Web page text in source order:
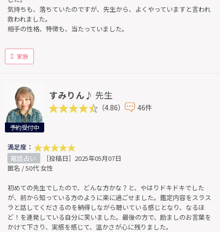
気持ちも、落ちていたのですが、先生から、よくやっていますと言われ
救われました。
相手の性格、特徴も、当たっていました。
家族
予約受付中
すみりん♪ 先生
（4.86） 46件
満足度：
電話占い
［投稿日］2025年05月07日
匿名 / 50代 女性
初めての先生でしたので、どんな方かな？と、やはりドキドキでした
が、前から知っている方のように楽に過ごせました。鑑定内容をスラス
ラと話してくださるのを納得しながら聴いている感じとなり、なるほ
ど！を連発している自分に笑いました。最後の方で、励ましのお言葉を
かけて下さり、実感を感じて、温かさが心に残りました。